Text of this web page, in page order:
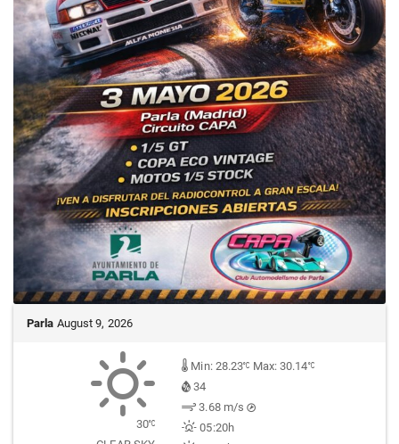
Parla August 9, 2026
30
Min: 28.23
Max: 30.14
34
3.68 m/s
05:20h